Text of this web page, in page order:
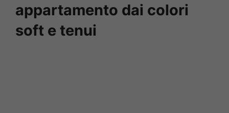
appartamento dai colori
soft e tenui